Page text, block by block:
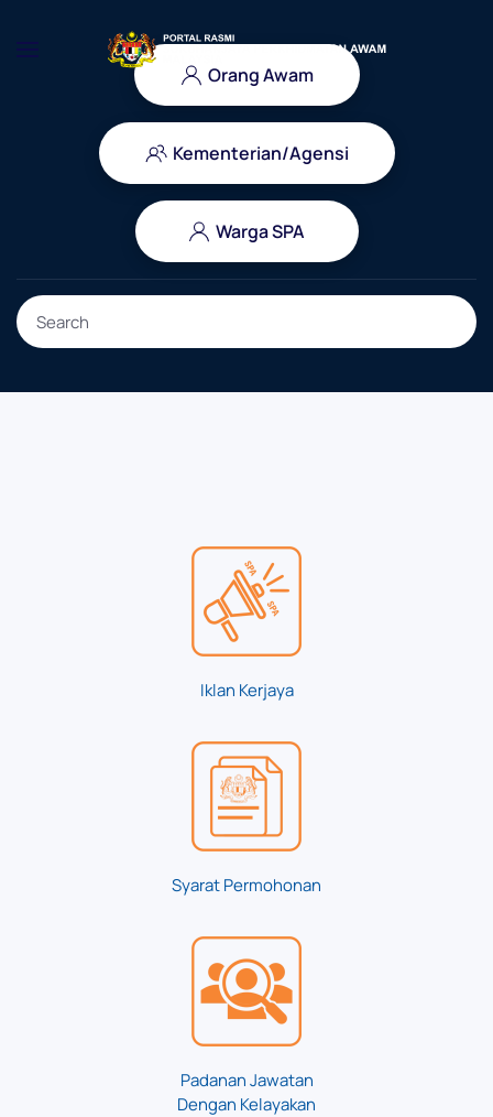
Skip to main contentOrang Awam
Kementerian/Agensi
Warga SPA
Iklan Kerjaya
Syarat Permohonan
Padanan Jawatan
Dengan Kelayakan